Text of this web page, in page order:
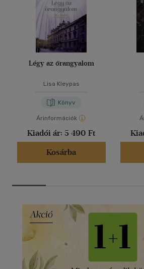
Légy az őrangyalom
Lisa Kleypas
Könyv
Árinformációk
Kiadói ár: 5 490 Ft
Kosárba